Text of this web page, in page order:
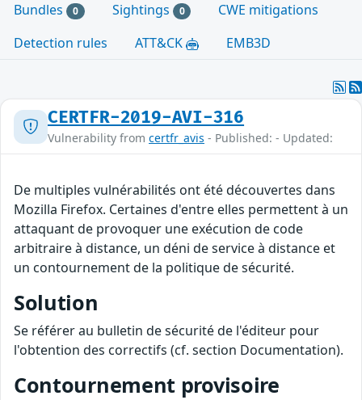
Bundles 0 Sightings 0
CWE mitigations
Detection rules
ATT&CK EMB3D
CERTFR-2019-AVI-316
Vulnerability from certfr_avis - Published: - Updated:
De multiples vulnérabilités ont été découvertes dans
Mozilla Firefox. Certaines d'entre elles permettent à un
attaquant de provoquer une exécution de code
arbitraire à distance, un déni de service à distance et
un contournement de la politique de sécurité.
Solution
Se référer au bulletin de sécurité de l'éditeur pour
l'obtention des correctifs (cf. section Documentation).
Contournement provisoire